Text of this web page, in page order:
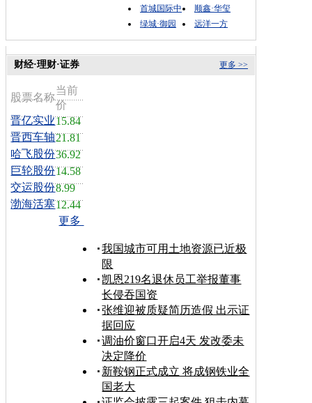
首城国际中
顺鑫·华玺
绿城·御园
远洋一方
更多 >>
财经·理财·证券
股票名称
当前
价
晋亿实业15.84
晋西车轴21.81
哈飞股份36.92
巨轮股份14.58
交运股份8.99
渤海活塞12.44
更多
我国城市可用土地资源已近极
限
凯恩219名退休员工举报董事
长侵吞国资
张维迎被质疑简历造假 出示证
据回应
调油价窗口开启4天 发改委未
决定降价
新鞍钢正式成立 将成钢铁业全
国老大